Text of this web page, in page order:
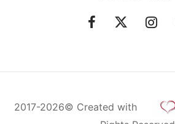
2017-2026© Created with